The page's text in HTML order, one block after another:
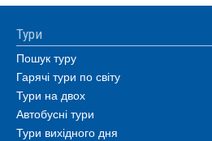
Тури
Пошук туру
Гарячі тури по світу
Тури на двох
Автобусні тури
Тури вихідного дня